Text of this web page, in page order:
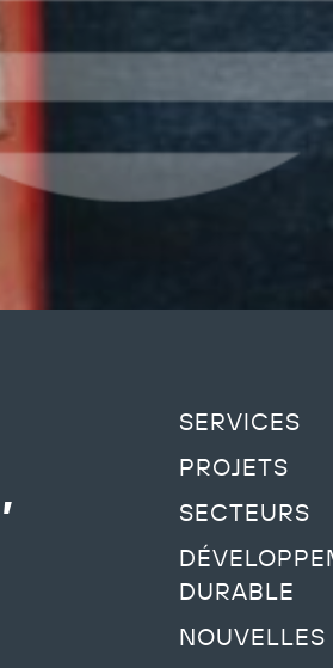
SERVICES
PROJETS
SECTEURS
DURABLE
NOUVELLES